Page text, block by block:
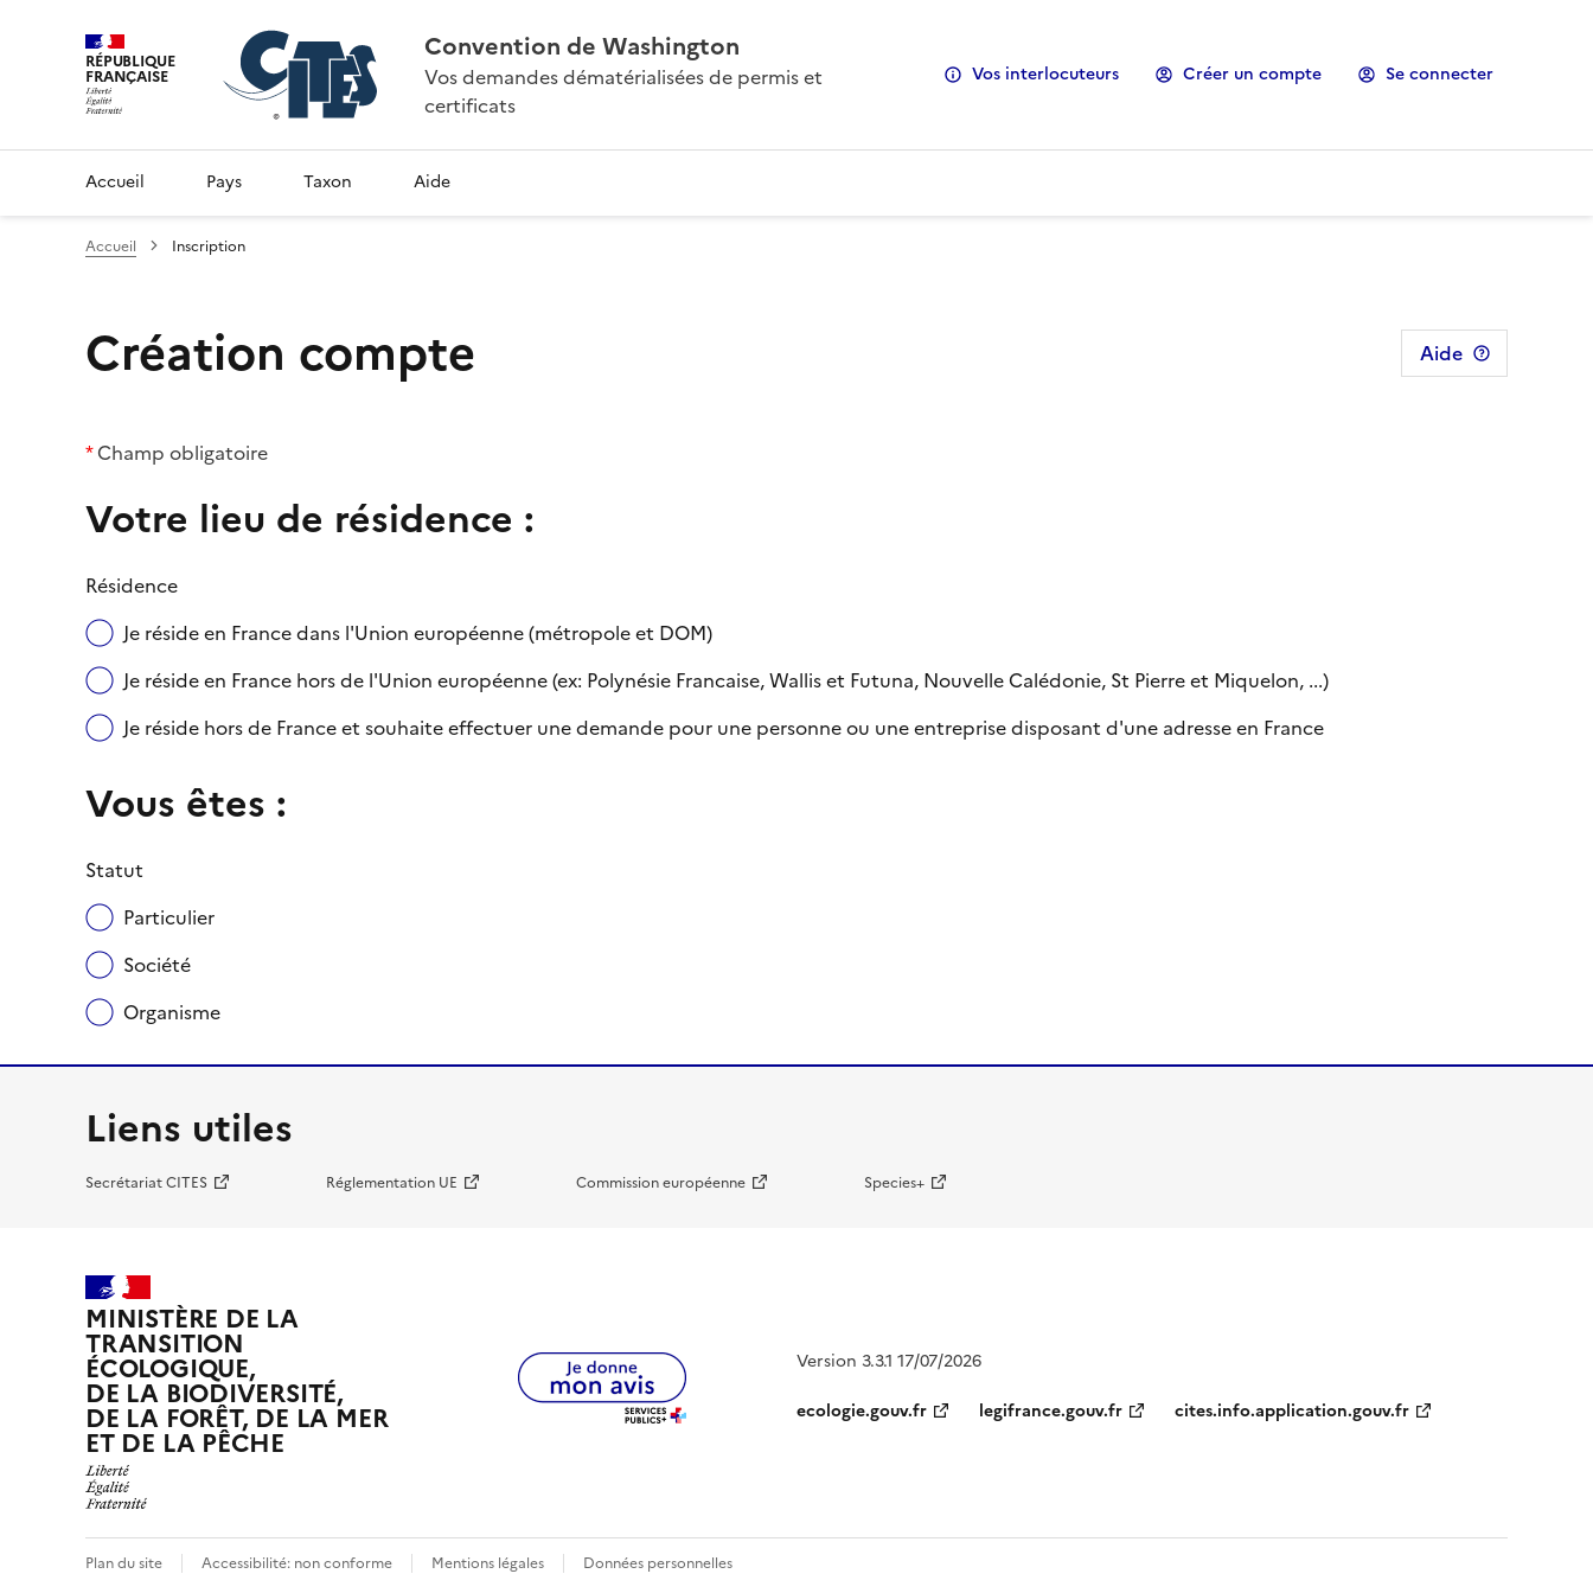
RÉPUBLIQUE
FRANÇAISE
Convention de Washington
Vos demandes dématérialisées de permis et
certificats
Vos interlocuteurs Créer un compte Se connecter
Accueil Pays Taxon Aide
Accueil Inscription
Création compte Aide
*Champ obligatoire
Votre lieu de résidence :
Résidence
Je réside en France dans l'Union européenne (métropole et DOM)
Je réside en France hors de l'Union européenne (ex: Polynésie Francaise, Wallis et Futuna, Nouvelle Calédonie, St Pierre et Miquelon, ...)
Je réside hors de France et souhaite effectuer une demande pour une personne ou une entreprise disposant d'une adresse en France
Vous êtes :
Statut
Particulier
Société
Organisme
Liens utiles
Secrétariat CITES Réglementation UE Commission européenne Species+
MINISTÈRE DE LA
TRANSITION
ÉCOLOGIQUE,
DE LA BIODIVERSITÉ,
DE LA FORÊT, DE LA MER
ET DE LA PÊCHE
Version 3.3.1 17/07/2026
ecologie.gouv.fr
legifrance.gouv.fr cites.info.application.gouv.fr
Plan du site Accessibilité: non conforme Mentions légales Données personnelles